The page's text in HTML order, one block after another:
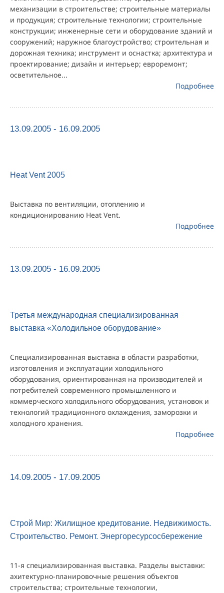
механизации в строительстве; строительные материалы
и продукция; строительные технологии; строительные
конструкции; инженерные сети и оборудование зданий и
сооружений; наружное благоустройство; строительная и
дорожная техника; инструмент и оснастка; архитектура и
проектирование; дизайн и интерьер; евроремонт;
осветительное...
Подробнее
13.09.2005 - 16.09.2005
Heat Vent 2005
Выставка по вентиляции, отоплению и
кондиционированию Heat Vent.
Подробнее
13.09.2005 - 16.09.2005
Третья международная специализированная
выставка «Холодильное оборудование»
Специализированная выставка в области разработки,
изготовления и эксплуатации холодильного
оборудования, ориентированная на производителей и
потребителей современного промышленного и
коммерческого холодильного оборудования, установок и
технологий традиционного охлаждения, заморозки и
холодного хранения.
Подробнее
14.09.2005 - 17.09.2005
Строй Мир: Жилищное кредитование. Недвижимость.
Строительство. Ремонт. Энергоресурсосбережение
11-я специализированная выставка. Разделы выставки:
ахитектурно-планировочные решения объектов
строительства; строительные технологии,